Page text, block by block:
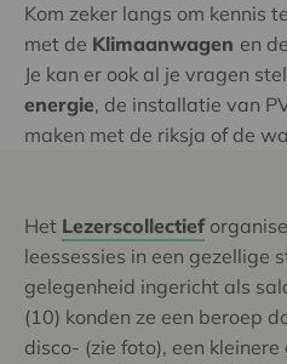
Kom zeker langs om kennis
met de Klimaanwagen en de
Je kan er ook al je vragen
energie, de installatie van
maken met de riksja of de
Het Lezerscollectief
leessessies in een gezellige
gelegenheid ingericht als
(10) konden ze een beroep
disco- (zie foto), een